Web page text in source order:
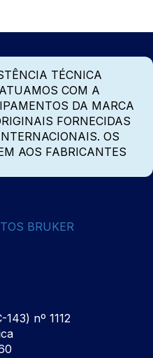
TÉCNICA
COM A
DA MARCA
FORNECIDAS
OS
AOS FABRICANTES
nº 1112